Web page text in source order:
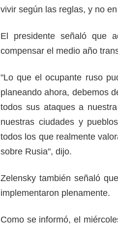
vivir según las reglas, y no
El presidente señaló que
compensar el medio año
"Lo que el ocupante ruso
planeando ahora, debemos
todos sus ataques a
nuestras ciudades y
todos los que realmente
sobre Rusia", dijo.
Zelensky también señaló
implementaron plenamente.
Como se informó, el